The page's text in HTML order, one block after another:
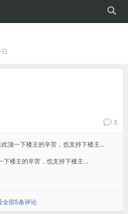
v 5
顶一下楼主的辛苦，也支持下楼主...
下楼主的辛苦，也支持下楼主...
全部5条评论